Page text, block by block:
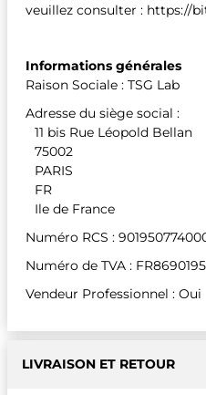
veuillez consulter : https://
Informations générales
Raison Sociale : TSG Lab
Adresse du siège social :
11 bis Rue Léopold Bellan
75002
PARIS
FR
Ile de France
Numéro RCS :
Numéro de TVA :
Vendeur Professionnel : Oui
LIVRAISON ET RETOUR